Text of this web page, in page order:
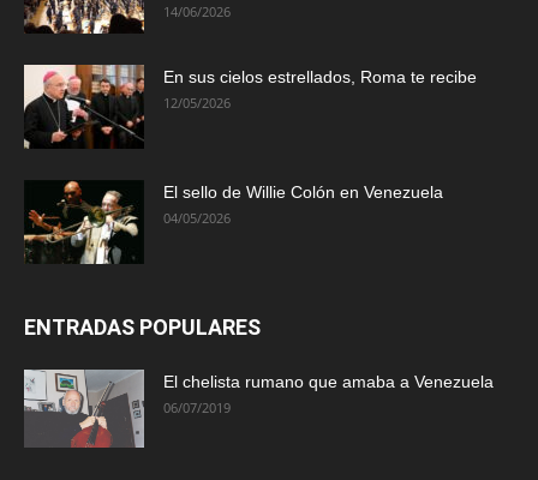
14/06/2026
En sus cielos estrellados, Roma te recibe
12/05/2026
El sello de Willie Colón en Venezuela
04/05/2026
ENTRADAS POPULARES
El chelista rumano que amaba a Venezuela
06/07/2019